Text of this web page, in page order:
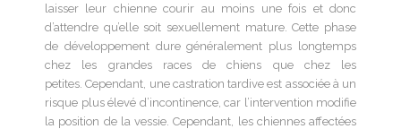
laisser leur chienne courir au moins une fois et donc
d’attendre qu’elle soit sexuellement mature. Cette phase
de développement dure généralement plus longtemps
chez les grandes races de chiens que chez les
petites. Cependant, une castration tardive est associée à un
risque plus élevé d’incontinence, car l’intervention modifie
la position de la vessie. Cependant, les chiennes affectées